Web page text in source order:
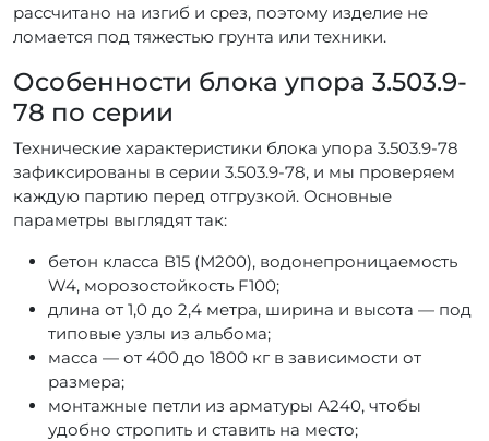
рассчитано на изгиб и срез, поэтому изделие не
ломается под тяжестью грунта или техники.
Особенности блока упора 3.503.9-
78 по серии
Технические характеристики блока упора 3.503.9-78
зафиксированы в серии 3.503.9-78, и мы проверяем
каждую партию перед отгрузкой. Основные
параметры выглядят так:
бетон класса В15 (М200), водонепроницаемость
W4, морозостойкость F100;
длина от 1,0 до 2,4 метра, ширина и высота — под
типовые узлы из альбома;
масса — от 400 до 1800 кг в зависимости от
размера;
монтажные петли из арматуры А240, чтобы
удобно стропить и ставить на место;